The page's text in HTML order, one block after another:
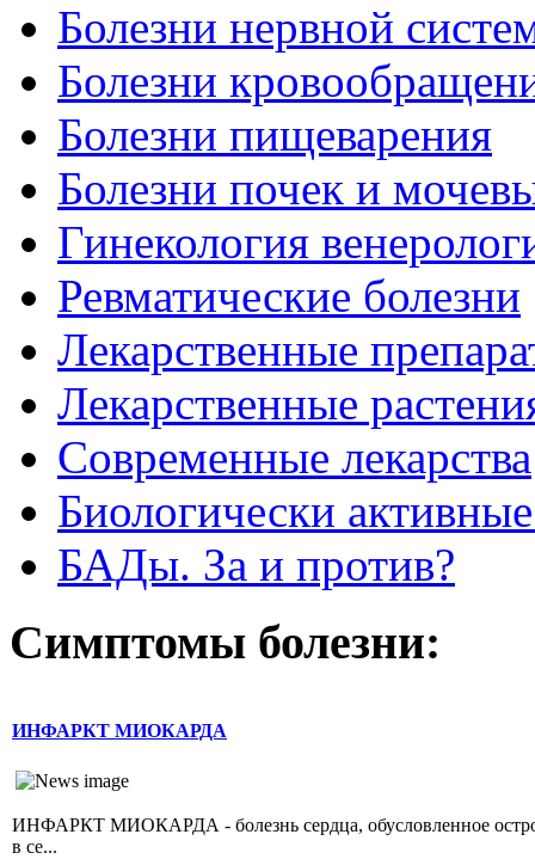
Болезни нервной
Болезни
Болезни пищеварения
Болезни почек и
Гинекология
Ревматические болезни
Лекарственные
Лекарственные
Современные лекарства
Биологически
БАДы. За и против?
Симптомы болезни:
ИНФАРКТ МИОКАРДА
ИНФАРКТ МИОКАРДА - болезнь сердца, обусловленное острой
в се...